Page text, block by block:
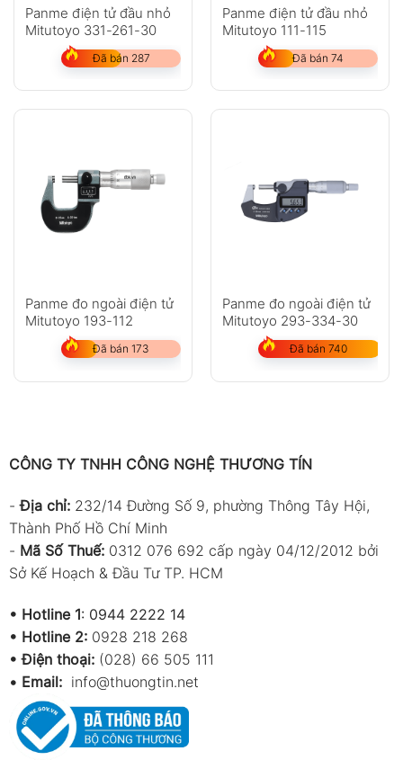
Panme điện tử đầu nhỏ
Mitutoyo 331-261-30
Đã bán 287
Panme điện tử đầu nhỏ
Mitutoyo 111-115
Đã bán 74
Panme đo ngoài điện tử
Mitutoyo 193-112
Đã bán 173
Panme đo ngoài điện tử
Mitutoyo 293-334-30
Đã bán 740
CÔNG TY TNHH CÔNG NGHỆ THƯƠNG TÍN
-Địa chỉ: 232/14 Đường Số 9, phường Thông Tây Hội,
Thành Phố Hồ Chí Minh
- Mã Số Thuế: 0312 076 692 cấp ngày 04/12/2012 bởi
Sở Kế Hoạch & Đầu Tư TP. HCM
• Hotline 1: 0944 2222 14
• Hotline 2: 0928 218 268
• Điện thoại: (028) 66 505 111
• Email: info@thuongtin.net